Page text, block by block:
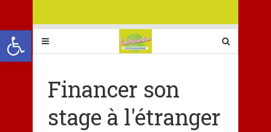
Ouvrir la barre d’outils
Financer son
stage à l'étranger